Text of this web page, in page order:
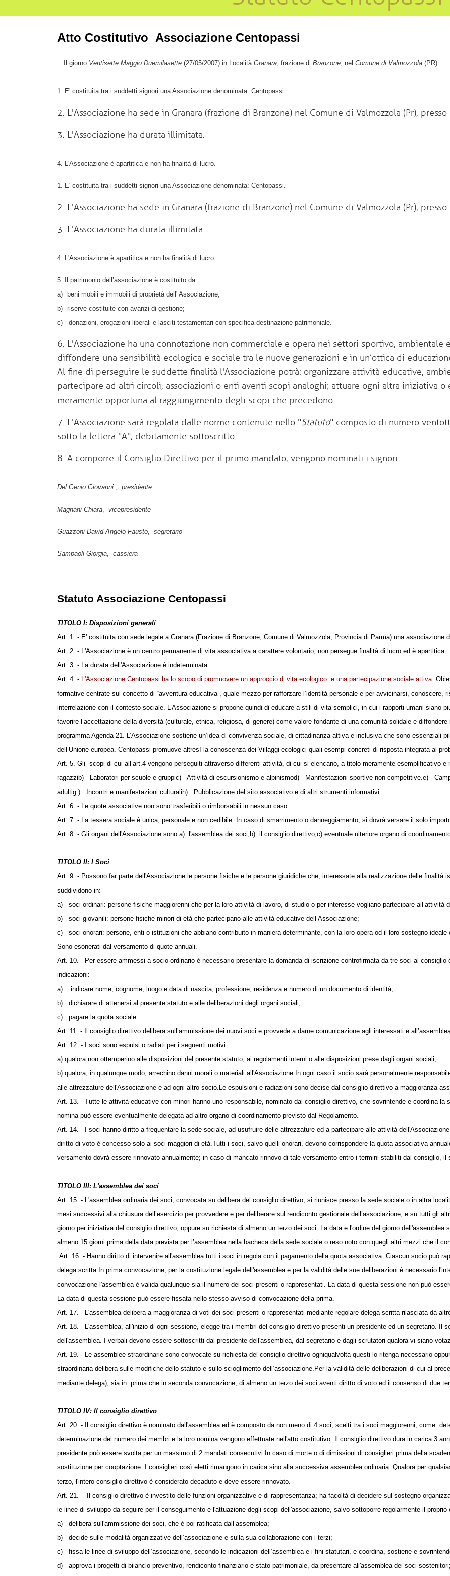
Atto Costitutivo Associazione Centopassi
Il giorno Ventisette Maggio Duemilasette(27/05/2007) in LocalitàGranara, frazione diBranzone, nelComune di Valmozzola (PR) :
1. E' costituita tra i suddetti signori una Associazione denominata: Centopassi.
2. L'Associazione ha sede in Granara (frazione di Branzone) nel Comune di Valmozzola (Pr),
3. L'Associazione ha durata illimitata.
4. L'Associazione è apartitica e non ha finalità di lucro.
1. E' costituita tra i suddetti signori una Associazione denominata: Centopassi.
2. L'Associazione ha sede in Granara (frazione di Branzone) nel Comune di Valmozzola (Pr),
3. L'Associazione ha durata illimitata.
4. L'Associazione è apartitica e non ha finalità di lucro.
5. Il patrimonio dell’associazione è costituito da:
a)
beni mobili e immobili di proprietà dell' Associazione;
b) riserve costituite con avanzi di gestione;
c)
donazioni, erogazioni liberali e lasciti testamentari con specifica destinazione patrimoniale.
6. L'Associazione ha una connotazione non commerciale e opera nei settori sportivo, ambientale
diffondere una sensibilità ecologica e sociale tra le nuove generazioni e in un’ottica di
Al fine di perseguire le suddette finalità l'Associazione potrà: organizzare attività educative,
partecipare ad altri circoli, associazioni o enti aventi scopi analoghi; attuare ogni altra iniziativa
meramente opportuna al raggiungimento degli scopi che precedono.
7. L'Associazione sarà regolata dalle norme contenute nello "Statuto" composto di numero
sotto la lettera "A", debitamente sottoscritto.
8. A comporre il Consiglio Direttivo per il primo mandato, vengono nominati i signori:
Del Genio Giovanni , presidente
Magnani Chiara, vicepresidente
Guazzoni David Angelo Fausto, segretario
Sampaoli Giorgia, cassiera
Statuto Associazione Centopassi
TITOLO I: Disposizioni generali
Art. 1. - E' costituita con sede legale a Granara (Frazione di Branzone, Comune di Valmozzola, Provincia di Parma) una associazione
Art. 2. - L'Associazione è un centro permanente di vita associativa a carattere volontario, non persegue finalità di lucro ed è apartitica.
Art. 3. - La durata dell'Associazione è indeterminata.
Art. 4. - L'Associazione Centopassi ha lo scopo di promuovere un approccio di vita ecologico e una partecipazione sociale attiva.
formative centrate sul concetto di “avventura educativa”, quale mezzo per rafforzare l’identità personale e per avvicinarsi, conoscere,
interrelazione con il contesto sociale. L’Associazione si propone quindi di educare a stili di vita semplici, in cui i rapporti umani siano
favorire l’accettazione della diversità (culturale, etnica, religiosa, di genere) come valore fondante di una comunità solidale e
programma Agenda 21. L’Associazione sostiene un’idea di convivenza sociale, di cittadinanza attiva e inclusiva che sono essenziali
dell’Unione europea. Centopassi promuove altresì la conoscenza dei Villaggi ecologici quali esempi concreti di risposta integrata al
Art. 5. Gli scopi di cui all’art.4 vengono perseguiti attraverso differenti attività, di cui si elencano, a titolo meramente esemplificativo e
ragazzi b) Laboratori per scuole e gruppic) Attività di escursionismo e alpinismod) Manifestazioni sportive non competitive.e)
adultig ) Incontri e manifestazioni culturali h)
Pubblicazione del sito associativo e di altri strumenti informativi
Art. 6. - Le quote associative non sono trasferibili o rimborsabili in nessun caso.
Art. 7. - La tessera sociale è unica, personale e non cedibile. In caso di smarrimento o danneggiamento, si dovrà versare il solo
Art. 8. - Gli organi dell'Associazione sono:a) l'assemblea dei soci; b) il consiglio direttivo;c) eventuale ulteriore organo di
TITOLO II: I Soci
Art. 9. - Possono far parte dell'Associazione le persone fisiche e le persone giuridiche che, interessate alla realizzazione delle finalità
suddividono in:
a)
soci ordinari: persone fisiche maggiorenni che per la loro attività di lavoro, di studio o per interesse vogliano partecipare all’attività
b)
soci giovanili: persone fisiche minori di età che partecipano alle attività educative dell’Associazione;
c)
soci onorari: persone, enti o istituzioni che abbiano contribuito in maniera determinante, con la loro opera od il loro sostegno
Sono esonerati dal versamento di quote annuali.
Art. 10. - Per essere ammessi a socio ordinario è necessario presentare la domanda di iscrizione controfirmata da tre soci al
indicazioni:
a)
indicare nome, cognome, luogo e data di nascita, professione, residenza e numero di un documento di identità;
b)
dichiarare di attenersi al presente statuto e alle deliberazioni degli organi sociali;
c)
pagare la quota sociale.
Art. 11. - Il consiglio direttivo delibera sull’ammissione dei nuovi soci e provvede a darne comunicazione agli interessati e
Art. 12. - I soci sono espulsi o radiati per i seguenti motivi:
a) qualora non ottemperino alle disposizioni del presente statuto, ai regolamenti interni o alle disposizioni prese dagli organi sociali;
b) qualora, in qualunque modo, arrechino danni morali o materiali all'Associazione. In ogni caso il socio sarà personalmente
alle attrezzature dell'Associazione e ad ogni altro socio. Le espulsioni e radiazioni sono decise dal consiglio direttivo a maggioranza
Art. 13. - Tutte le attività educative con minori hanno uno responsabile, nominato dal consiglio direttivo, che sovrintende e coordina
nomina può essere eventualmente delegata ad altro organo di coordinamento previsto dal Regolamento.
Art. 14. - I soci hanno diritto a frequentare la sede sociale, ad usufruire delle attrezzature ed a partecipare alle attività
diritto di voto è concesso solo ai soci maggiori di età.Tutti i soci, salvo quelli onorari, devono corrispondere la quota associativa
versamento dovrà essere rinnovato annualmente; in caso di mancato rinnovo di tale versamento entro i termini stabiliti dal consiglio,
TITOLO III: L'assemblea dei soci
Art. 15. - L'assemblea ordinaria dei soci, convocata su delibera del consiglio direttivo, si riunisce presso la sede sociale o in altra
mesi successivi alla chiusura dell’esercizio per provvedere e per deliberare sul rendiconto gestionale dell’associazione, e su tutti gli
giorno per iniziativa del consiglio direttivo, oppure su richiesta di almeno un terzo dei soci. La data e l'ordine del giorno
almeno 15 giorni prima della data prevista per l’assemblea nella bacheca della sede sociale o reso noto con quegli altri mezzi che il
Art. 16. - Hanno diritto di intervenire all'assemblea tutti i soci in regola con il pagamento della quota associativa. Ciascun socio può
delega scritta. In prima convocazione, per la costituzione legale dell'assemblea e per la validità delle sue deliberazioni è necessario
convocazione l'assemblea è valida qualunque sia il numero dei soci presenti o rappresentati. La data di questa sessione non può
La data di questa sessione può essere fissata nello stesso avviso di convocazione della prima.
Art. 17. - L'assemblea delibera a maggioranza di voti dei soci presenti o rappresentati mediante regolare delega scritta rilasciata da
Art. 18. - L'assemblea, all'inizio di ogni sessione, elegge tra i membri del consiglio direttivo presenti un presidente ed un segretario. Il
dell'assemblea. I verbali devono essere sottoscritti dal presidente dell'assemblea, dal segretario e dagli scrutatori qualora vi siano
Art. 19. - Le assemblee straordinarie sono convocate su richiesta del consiglio direttivo ogniqualvolta questi lo ritenga necessario
straordinaria delibera sulle modifiche dello statuto e sullo scioglimento dell’associazione. Per la validità delle deliberazioni di cui al
mediante delega), sia in prima che in seconda convocazione, di almeno un terzo dei soci aventi diritto di voto ed il consenso di due
TITOLO IV: Il consiglio direttivo
Art. 20. - Il consiglio direttivo è nominato dall'assemblea ed è composto da non meno di 4 soci, scelti tra i soci maggiorenni, come
determinazione del numero dei membri e la loro nomina vengono effettuate nell'atto costitutivo. Il consiglio direttivo dura in carica 3
presidente può essere svolta per un massimo di 2 mandati consecutivi. In caso di morte o di dimissioni di consiglieri prima della
sostituzione per cooptazione. I consiglieri così eletti rimangono in carica sino alla successiva assemblea ordinaria. Qualora per
terzo, l'intero consiglio direttivo è considerato decaduto e deve essere rinnovato.
Art. 21. -
Il consiglio direttivo è investito delle funzioni organizzative e di rappresentanza; ha facoltà di decidere sul sostegno
le linee di sviluppo da seguire per il conseguimento e l'attuazione degli scopi dell'associazione, salvo sottoporre regolarmente il proprio
a)
delibera sull'ammissione dei soci, che è poi ratificata dall’assemblea;
b)
decide sulle modalità organizzative dell’associazione e sulla sua collaborazione con i terzi;
c)
fissa le linee di sviluppo dell’associazione, secondo le indicazioni dell’assemblea e i fini statutari, e coordina, sostiene e
d)
approva i progetti di bilancio preventivo, rendiconto finanziario e stato patrimoniale, da presentare all'assemblea dei soci sostenitori;